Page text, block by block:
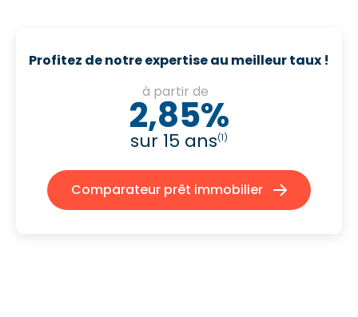
Profitez de notre expertise au meilleur taux !
à partir de
2,85%
sur 15 ans(1)
Comparateur prêt immobilier